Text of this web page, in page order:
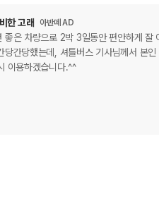
한 고래 아반떼 AD
좋은 차량으로 2박 3일동안 편안하게 잘
당간당했는데, 셔틀버스 기사님께서 본
이용하겠습니다.^^